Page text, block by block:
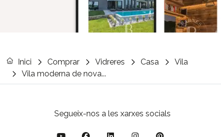
Inici Comprar Vidreres Casa
Vila
Vila moderna de nova...
Segueix-nos a les xarxes socials